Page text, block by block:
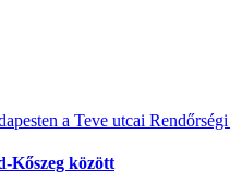
a Teve utcai
Kőszeg között